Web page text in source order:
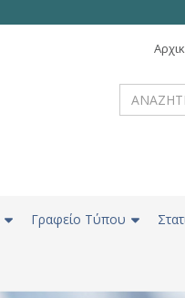
Γραφείο Τύπου